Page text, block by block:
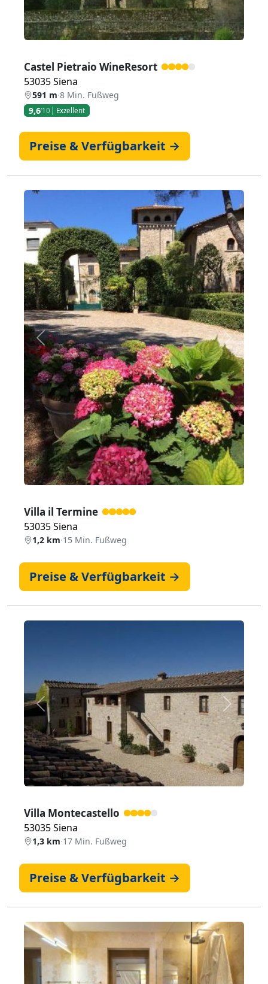
Castel Pietraio WineResort
53035 Siena
591 m·8 Min. Fußweg
9,6/10 Exzellent
Preise & Verfügbarkeit →
Zurück Weiter
Villa il Termine
53035 Siena
1,2 km·15 Min. Fußweg
Preise & Verfügbarkeit →
Zurück Weiter
Villa Montecastello
53035 Siena
1,3 km·17 Min. Fußweg
Preise & Verfügbarkeit →